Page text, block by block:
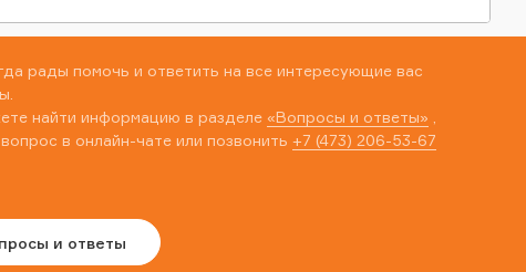
рады помочь и ответить на все интересующие вас
найти информацию в разделе «Вопросы и ответы»
в онлайн-чате или позвонить +7 (473) 206-53-67
и ответы